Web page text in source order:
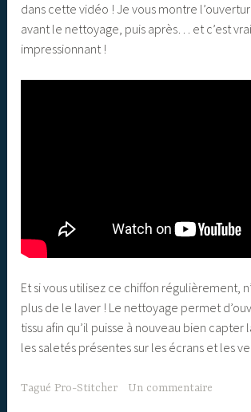
dans cette vidéo ! Je vous montre
avant le nettoyage, puis après… et c’est
impressionnant !
Et si vous utilisez ce chiffon régulièrement,
plus de le laver ! Le nettoyage permet
tissu afin qu’il puisse à nouveau bien capter
les saletés présentes sur les écrans et les
Tagué Pro-Stitcher Un commentaire